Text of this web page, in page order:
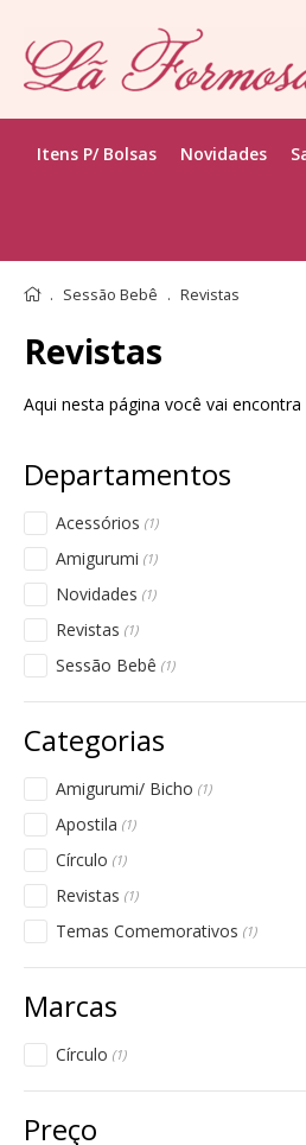
Itens P/ Bolsas Novidades
Sessão Bebê Revistas
Revistas
Aqui nesta página você vai
Acessórios (1)
Amigurumi (1)
Novidades (1)
Revistas (1)
Sessão Bebê (1)
Amigurumi/ Bicho (1)
Apostila (1)
Círculo (1)
Revistas (1)
Temas Comemorativos (1)
Círculo (1)